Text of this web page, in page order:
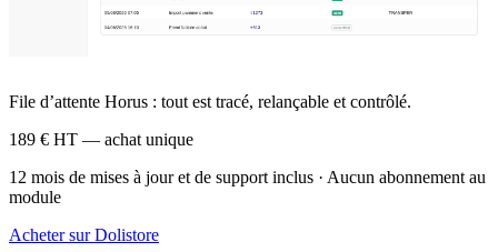
File d’attente Horus : tout est tracé, relançable et contrôlé.
189 € HT — achat unique
12 mois de mises à jour et de support inclus · Aucun abonnement au
module
Acheter sur Dolistore